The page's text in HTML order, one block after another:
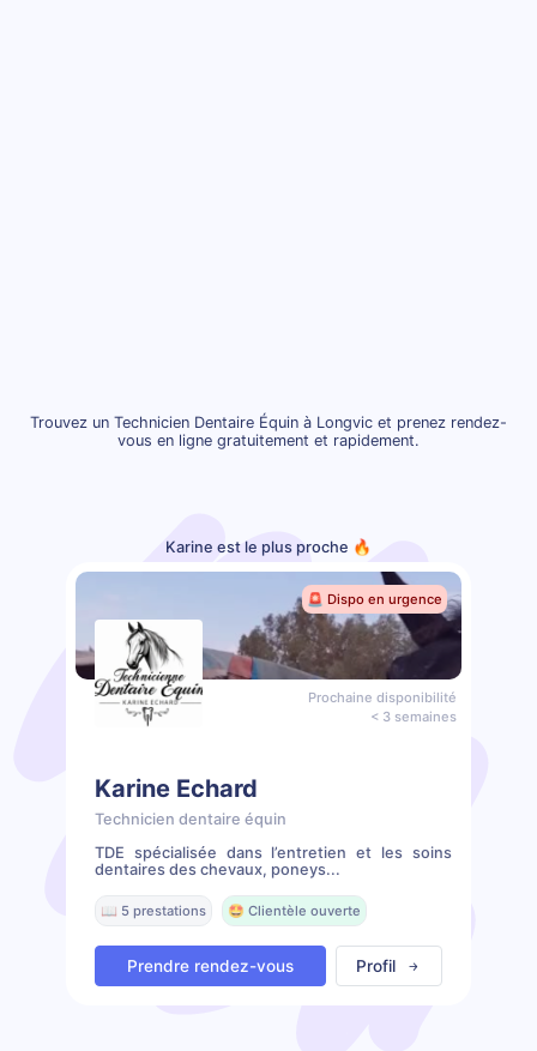
Trouvez un Technicien Dentaire Équin à Longvic et prenez rendez-
vous en ligne gratuitement et rapidement.
Karine est le plus proche 🔥
🚨 Dispo en urgence
Prochaine disponibilité
< 3 semaines
Karine Echard
Technicien dentaire équin
TDE spécialisée dans l’entretien et les soins
dentaires des chevaux, poneys...
📖 5 prestations 🤩 Clientèle ouverte
Prendre rendez-vous Profil